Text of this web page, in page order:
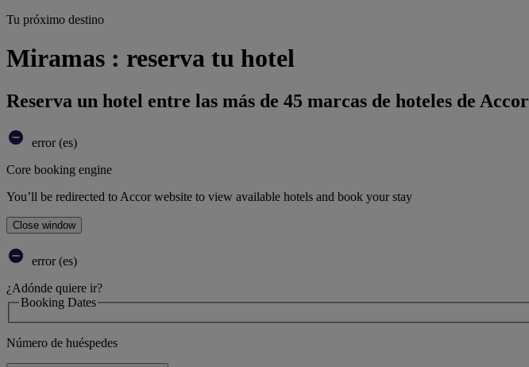
Tu próximo destino
Miramas : reserva tu hotel
Reserva un hotel entre las más de 45 marcas de hoteles de Accor
error (es)
Core booking engine
You’ll be redirected to Accor website to view available hotels and book your stay
Close window
error (es)
¿Adónde quiere ir?
Booking Dates
Número de huéspedes